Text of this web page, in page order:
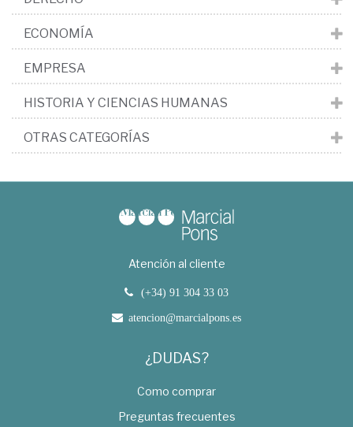
ECONOMÍA
EMPRESA
HISTORIA Y CIENCIAS HUMANAS
OTRAS CATEGORÍAS
Atención al cliente
(+34) 91 304 33 03
atencion@marcialpons.es
¿DUDAS?
Como comprar
Preguntas frecuentes